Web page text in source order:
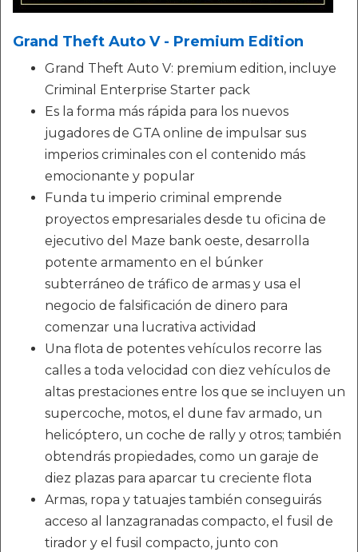
Grand Theft Auto V - Premium Edition
Grand Theft Auto V: premium edition, incluye
Criminal Enterprise Starter pack
Es la forma más rápida para los nuevos
jugadores de GTA online de impulsar sus
imperios criminales con el contenido más
emocionante y popular
Funda tu imperio criminal emprende
proyectos empresariales desde tu oficina de
ejecutivo del Maze bank oeste, desarrolla
potente armamento en el búnker
subterráneo de tráfico de armas y usa el
negocio de falsificación de dinero para
comenzar una lucrativa actividad
Una flota de potentes vehículos recorre las
calles a toda velocidad con diez vehículos de
altas prestaciones entre los que se incluyen un
supercoche, motos, el dune fav armado, un
helicóptero, un coche de rally y otros; también
obtendrás propiedades, como un garaje de
diez plazas para aparcar tu creciente flota
Armas, ropa y tatuajes también conseguirás
acceso al lanzagranadas compacto, el fusil de
tirador y el fusil compacto, junto con